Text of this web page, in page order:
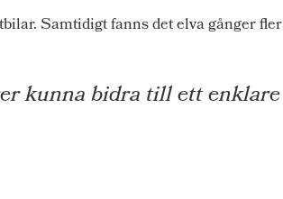
Samtidigt fanns det elva gånger fler
kunna bidra till ett enklare